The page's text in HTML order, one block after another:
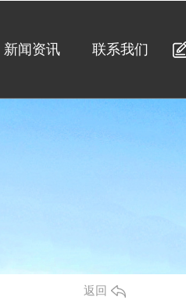
新闻资讯 联系我们
返回